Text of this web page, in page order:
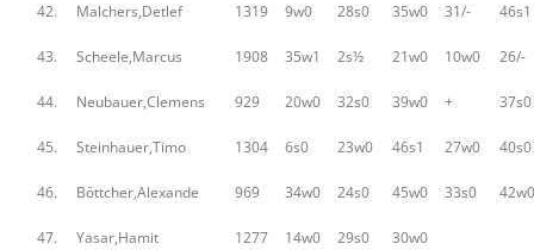
42. Malchers,Detlef 1319 9w0 28s0 35w0 31/- 46s1
43. Scheele,Marcus 1908 35w1 2s½ 21w0 10w0 26/-
44. Neubauer,Clemens 929 20w0 32s0 39w0 + 37s0
45. Steinhauer,Timo 1304 6s0 23w0 46s1 27w0 40s0
46. Böttcher,Alexande 969 34w0 24s0 45w0 33s0 42w0
47. Yasar,Hamit 1277 14w0 29s0 30w0